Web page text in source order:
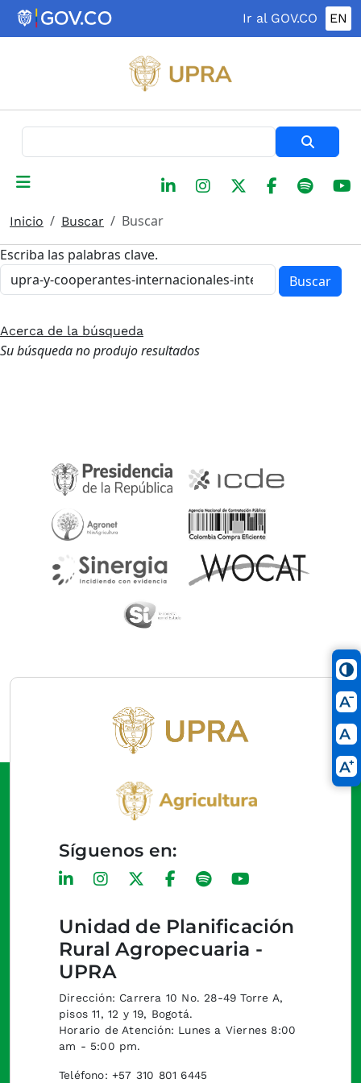
Pasar al contenido principal
Ir al GOV.CO EN
Inicio Buscar
Buscar
Escriba las palabras clave.
Buscar
Acerca de la búsqueda
Su búsqueda no produjo resultados
Unidad de Planificación
Rural Agropecuaria -
UPRA
Dirección: Carrera 10 No. 28-49 Torre A,
pisos 11, 12 y 19, Bogotá.
Horario de Atención: Lunes a Viernes 8:00
am - 5:00 pm.
Teléfono: +57 310 801 6445
Síguenos en: